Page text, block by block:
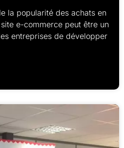
la popularité des achats en
e-commerce peut être un
entreprises de développer